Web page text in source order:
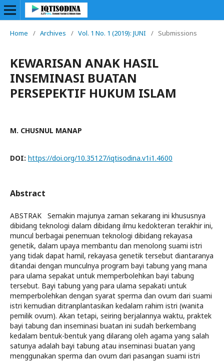
Home / Archives / Vol. 1 No. 1 (2019): JUNI / Submissions
KEWARISAN ANAK HASIL
INSEMINASI BUATAN
PERSEPEKTIF HUKUM ISLAM
M. CHUSNUL MANAP
DOI: https://doi.org/10.35127/iqtisodina.v1i1.4600
Abstract
ABSTRAK Semakin majunya zaman sekarang ini khususnya
dibidang teknologi dalam dibidang ilmu kedokteran terakhir ini,
muncul berbagai penemuan teknologi dibidang rekayasa
genetik, dalam upaya membantu dan menolong suami istri
yang tidak dapat hamil, rekayasa genetik tersebut diantaranya
ditandai dengan munculnya program bayi tabung yang mana
para ulama sepakat untuk memperbolehkan bayi tabung
tersebut. Bayi tabung yang para ulama sepakati untuk
memperbolehkan dengan syarat sperma dan ovum dari suami
istri kemudian ditranplantasikan kedalam rahim istri (wanita
pemilik ovum). Akan tetapi, seiring berjalannya waktu, praktek
bayi tabung dan inseminasi buatan ini sudah berkembang
kedalam bentuk-bentuk yang dilarang oleh agama yang salah
satunya adalah bayi tabung atau inseminasi buatan yang
menggunakan sperma dan ovum dari pasangan suami istri